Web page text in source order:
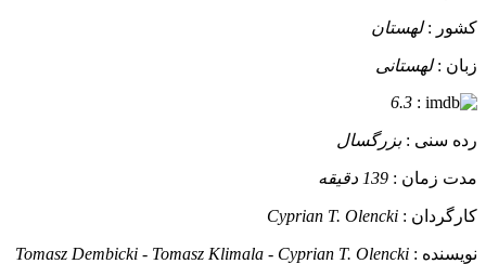
کشور :لهستان
زبان :لهستانی
:
6.3
رده سنی :بزرگسال
مدت زمان : 139 دقیقه
کارگردان : Cyprian T. Olencki
نویسنده : Tomasz Dembicki - Tomasz Klimala - Cyprian T. Olencki